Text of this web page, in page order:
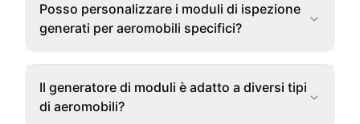
Posso personalizzare i moduli di ispezione
generati per aeromobili specifici?
Il generatore di moduli è adatto a diversi tipi
di aeromobili?